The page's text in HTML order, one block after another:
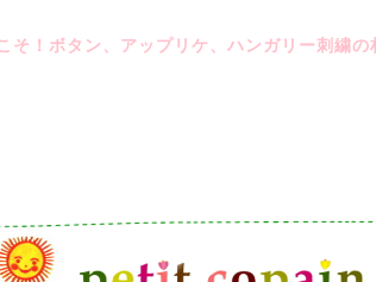
！ボタン、アップリケ、ハンガリー刺繍